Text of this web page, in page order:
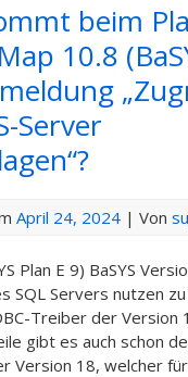
beim
10.8
Server
April 24, 2024| Von
Plan E 9) BaSYS
SQL Servers nutzen
Treiber der Version
gibt es auch schon
Version 18, welcher